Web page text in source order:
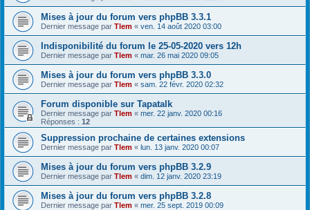
Mises à jour du forum vers phpBB 3.3.1
Dernier message par Tlem « ven. 14 août 2020 03:00
Indisponibilité du forum le 25-05-2020 vers 12h
Dernier message par Tlem « mar. 26 mai 2020 09:05
Mises à jour du forum vers phpBB 3.3.0
Dernier message par Tlem « sam. 22 févr. 2020 02:32
Forum disponible sur Tapatalk
Dernier message par Tlem « mer. 22 janv. 2020 00:16
Réponses : 12
Suppression prochaine de certaines extensions
Dernier message par Tlem « lun. 13 janv. 2020 00:07
Mises à jour du forum vers phpBB 3.2.9
Dernier message par Tlem « dim. 12 janv. 2020 23:19
Mises à jour du forum vers phpBB 3.2.8
Dernier message par Tlem « mer. 25 sept. 2019 00:09